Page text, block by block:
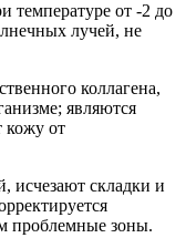
температуре от -2 до
лучей, не
коллагена,
являются
от
исчезают складки и
проблемные зоны.